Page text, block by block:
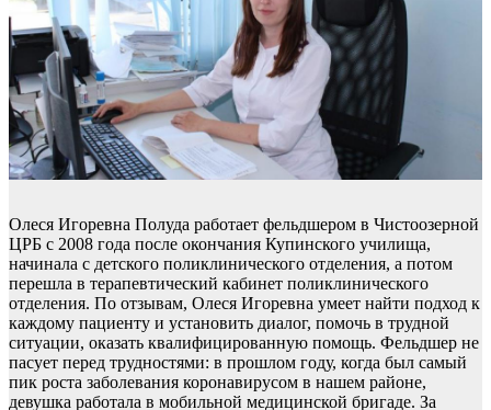
Олеся Игоревна Полуда работает фельдшером в Чистоозерной
ЦРБ с 2008 года после окончания Купинского училища,
начинала с детского поликлинического отделения, а потом
перешла в терапевтический кабинет поликлинического
отделения. По отзывам, Олеся Игоревна умеет найти подход к
каждому пациенту и установить диалог, помочь в трудной
ситуации, оказать квалифицированную помощь. Фельдшер не
пасует перед трудностями: в прошлом году, когда был самый
пик роста заболевания коронавирусом в нашем районе,
девушка работала в мобильной медицинской бригаде. За